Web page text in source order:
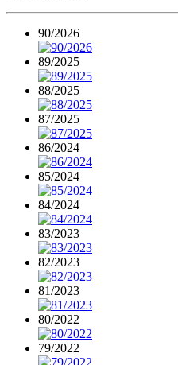
90/2026
89/2025
88/2025
87/2025
86/2024
85/2024
84/2024
83/2023
82/2023
81/2023
80/2022
79/2022